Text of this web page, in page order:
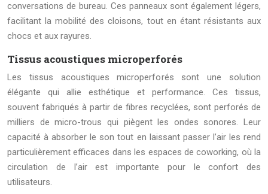
conversations de bureau. Ces panneaux sont également légers,
facilitant la mobilité des cloisons, tout en étant résistants aux
chocs et aux rayures.
Tissus acoustiques microperforés
Les tissus acoustiques microperforés sont une solution
élégante qui allie esthétique et performance. Ces tissus,
souvent fabriqués à partir de fibres recyclées, sont perforés de
milliers de micro-trous qui piègent les ondes sonores. Leur
capacité à absorber le son tout en laissant passer l’air les rend
particulièrement efficaces dans les espaces de coworking, où la
circulation de l’air est importante pour le confort des
utilisateurs.